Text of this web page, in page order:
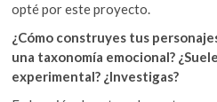
opté por este proyecto.
¿Cómo construyes tus
una taxonomía emocional?
experimental? ¿Investigas?